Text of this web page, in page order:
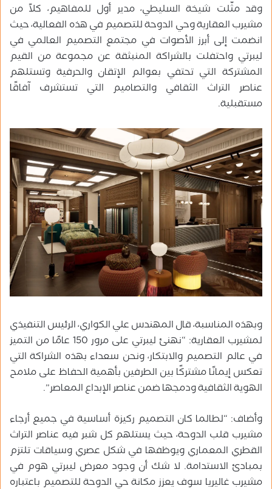
وقد مثّلت شيخة السليطي، مدير أول للمفاهيم، كلاً من
مشيرب العقارية وحي الدوحة للتصميم في هذه الفعالية، حيث
انضمت إلى أبرز الأصوات في مجتمع التصميم العالمي في
ليبرتي واحتفلت بالشراكة المنبثقة عن مجموعة من القيم
المشتركة التي تحتفي بعوالم الإتقان والحرفية وتستلهم
عناصر التراث الثقافي والتصاميم التي تستشرف آفاقًا
مستقبلية.
وبهذه المناسبة، قال المهندس علي الكواري، الرئيس التنفيذي
لمشيرب العقارية: “نهنئ ليبرتي على مرور 150 عامًا من التميز
في عالم التصميم والابتكار، ونحن سعداء بهذه الشراكة التي
تعكس إيمانًا مشتركًا بين الطرفين بأهمية الحفاظ على ملامح
الهوية الثقافية ودمجها ضمن عناصر الإبداع المعاصر”.
وأضاف: “لطالما كان التصميم ركيزة أساسية في جميع أرجاء
مشيرب قلب الدوحة، حيث يستلهم كل شبر فيه عناصر التراث
القطري المعماري ويوظفها في شكل عصري وسياقات تلتزم
بمبادئ الاستدامة. لا شك أن وجود معرض ليبرتي هوم في
مشيرب غاليريا سوف يعزز مكانة حي الدوحة للتصميم باعتباره